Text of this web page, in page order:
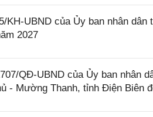
KH-UBND của Ủy ban nhân
2027
QĐ-UBND của Ủy ban nhân
- Mường Thanh, tỉnh Điện Biên